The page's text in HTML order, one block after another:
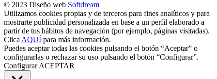
© 2023 Diseño web Softdream
Utilizamos cookies propias y de terceros para fines analíticos y para
mostrarte publicidad personalizada en base a un perfil elaborado a
partir de tus hábitos de navegación (por ejemplo, páginas visitadas).
Clica AQUÍ para más información.
Puedes aceptar todas las cookies pulsando el botón “Aceptar” o
configurarlas o rechazar su uso pulsando el botón “Configurar”.
Configurar ACEPTAR